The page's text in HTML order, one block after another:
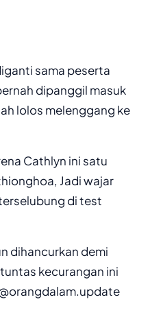
sama peserta
dipanggil masuk
lolos melenggang ke
Cathlyn ini satu
Jadi wajar
di test
dihancurkan demi
kecurangan ini